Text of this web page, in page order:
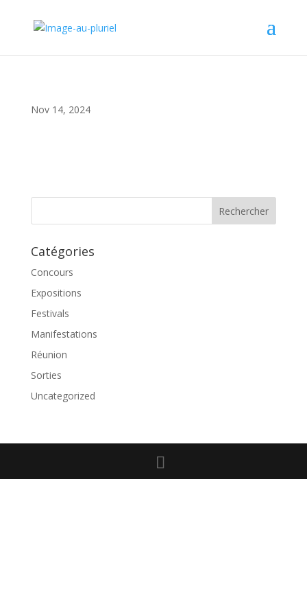
Nov 14, 2024
Catégories
Concours
Expositions
Festivals
Manifestations
Réunion
Sorties
Uncategorized